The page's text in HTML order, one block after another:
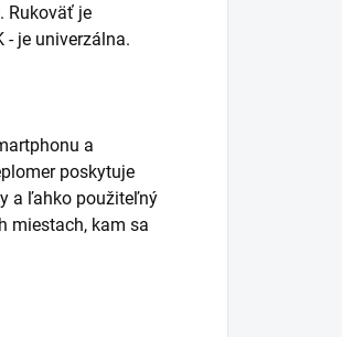
Rukoväť je
je univerzálna.
a
poskytuje
a ľahko použiteľný
miestach, kam sa